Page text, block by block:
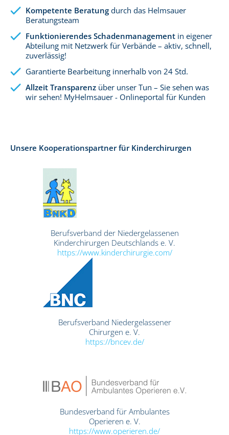
Kompetente Beratung durch das Helmsauer
Beratungsteam
Funktionierendes Schadenmanagement in eigener
Abteilung mit Netzwerk für Verbände – aktiv, schnell,
zuverlässig!
Garantierte Bearbeitung innerhalb von 24 Std.
Allzeit Transparenz über unser Tun – Sie sehen was
wir sehen! MyHelmsauer - Onlineportal für Kunden
Unsere Kooperationspartner für Kinderchirurgen
Berufsverband der Niedergelassenen
Kinderchirurgen Deutschlands e. V.
https://www.kinderchirurgie.com/
Berufsverband Niedergelassener
Chirurgen e. V.
https://bncev.de/
Bundesverband für Ambulantes
Operieren e. V.
https://www.operieren.de/